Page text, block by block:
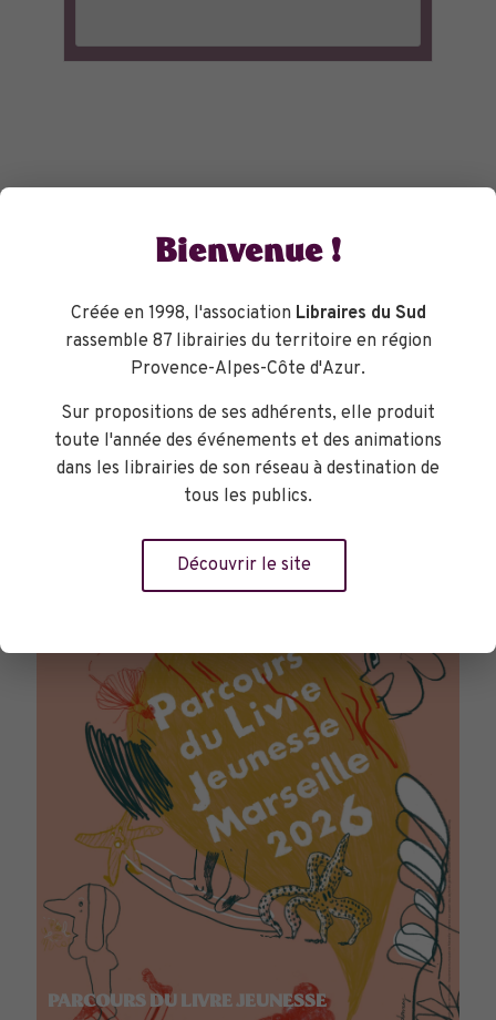
TOURNÉES GÉNÉRALES
PARCOURS DU LIVRE JEUNESSE
Bienvenue !
Créée en 1998, l'association Libraires du Sud
rassemble 87 librairies du territoire en région
Provence-Alpes-Côte d'Azur.
Sur propositions de ses adhérents, elle produit
toute l'année des événements et des animations
dans les librairies de son réseau à destination de
tous les publics.
Découvrir le site